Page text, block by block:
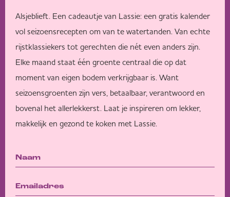
Alsjeblieft. Een cadeautje van Lassie: een gratis kalender
vol seizoensrecepten om van te watertanden. Van echte
rijstklassiekers tot gerechten die nét even anders zijn.
Elke maand staat één groente centraal die op dat
moment van eigen bodem verkrijgbaar is. Want
seizoensgroenten zijn vers, betaalbaar, verantwoord en
bovenal het allerlekkerst. Laat je inspireren om lekker,
makkelijk en gezond te koken met Lassie.